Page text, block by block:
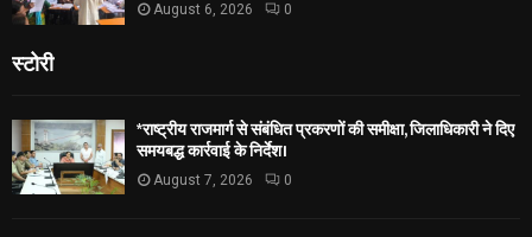
August 6, 2026 0
स्टोरी
*राष्ट्रीय राजमार्ग से संबंधित प्रकरणों की समीक्षा, जिलाधिकारी ने दिए
समयबद्ध कार्रवाई के निर्देश।
August 7, 2026 0